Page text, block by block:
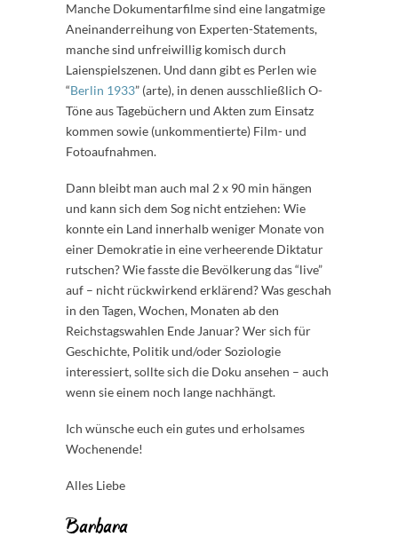
Manche Dokumentarfilme sind eine langatmige
Aneinanderreihung von Experten-Statements,
manche sind unfreiwillig komisch durch
Laienspielszenen. Und dann gibt es Perlen wie
“Berlin 1933” (arte), in denen ausschließlich O-
Töne aus Tagebüchern und Akten zum Einsatz
kommen sowie (unkommentierte) Film- und
Fotoaufnahmen.
Dann bleibt man auch mal 2 x 90 min hängen
und kann sich dem Sog nicht entziehen: Wie
konnte ein Land innerhalb weniger Monate von
einer Demokratie in eine verheerende Diktatur
rutschen? Wie fasste die Bevölkerung das “live”
auf – nicht rückwirkend erklärend? Was geschah
in den Tagen, Wochen, Monaten ab den
Reichstagswahlen Ende Januar? Wer sich für
Geschichte, Politik und/oder Soziologie
interessiert, sollte sich die Doku ansehen – auch
wenn sie einem noch lange nachhängt.
Ich wünsche euch ein gutes und erholsames
Wochenende!
Alles Liebe
Barbara